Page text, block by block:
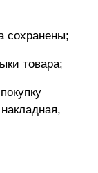
сохранены;
товара;